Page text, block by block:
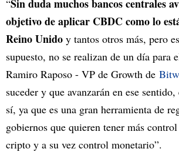
“Sin duda muchos bancos centrales
objetivo de aplicar CBDC como lo
Reino Unido y tantos otros más, pero
supuesto, no se realizan de un día para
Ramiro Raposo - VP de Growth de
suceder y que avanzarán en ese
sí, ya que es una gran herramienta de
gobiernos que quieren tener más
cripto y a su vez control monetario”.